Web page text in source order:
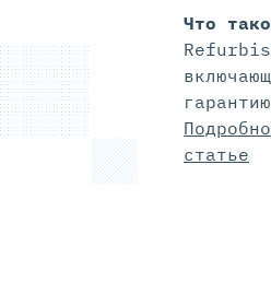
Что
статье